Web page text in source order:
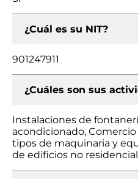
¿Cuál es su NIT?
901247911
¿Cuáles son sus
Instalaciones de
acondicionado,
tipos de maquinaria y
de edificios no